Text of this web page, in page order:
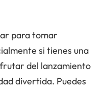
para tomar
si tienes una
del lanzamiento
divertida. Puedes